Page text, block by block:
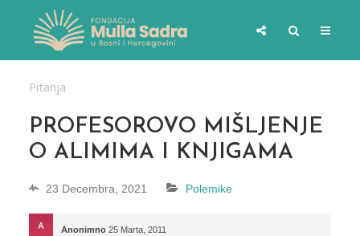
Pitanja
PROFESOROVO MIŠLJENJE
O ALIMIMA I KNJIGAMA
23 Decembra, 2021 Polemike
Anonimno 25 Marta, 2011